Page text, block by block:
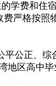
学费和住
费严格按照
平公正、综
地区高中